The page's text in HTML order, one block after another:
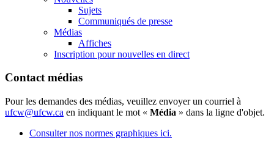
Sujets
Communiqués de presse
Médias
Affiches
Inscription pour nouvelles en direct
Contact médias
Pour les demandes des médias, veuillez envoyer un courriel à
ufcw@ufcw.ca en indiquant le mot « Média » dans la ligne d'objet.
Consulter nos normes graphiques ici.